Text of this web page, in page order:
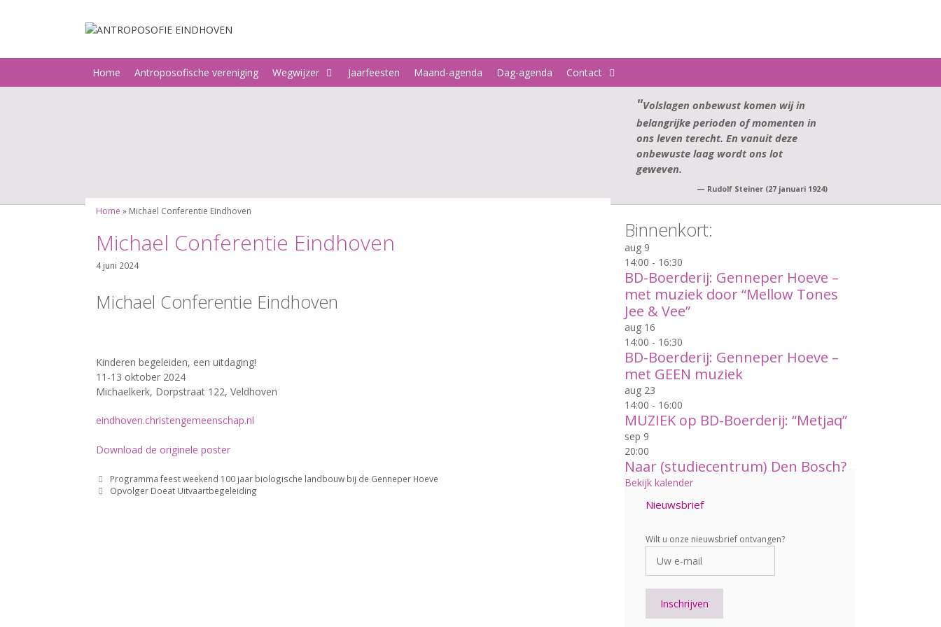
Home Antroposofische vereniging Wegwijzer Jaarfeesten Maand-agenda Dag-agenda Contact
Volslagen onbewust komen wij in
belangrijke perioden of momenten in
ons leven terecht. En vanuit deze
onbewuste laag wordt ons lot
geweven.
— Rudolf Steiner (27 januari 1924)
Home » Michael Conferentie Eindhoven
Michael Conferentie Eindhoven
4 juni 2024
Michael Conferentie Eindhoven
Kinderen begeleiden, een uitdaging!
11-13 oktober 2024
Michaelkerk, Dorpstraat 122, Veldhoven
eindhoven.christengemeenschap.nl
Download de originele poster
Programma feest weekend 100 jaar biologische landbouw bij de Genneper Hoeve
Opvolger Doeat Uitvaartbegeleiding
Binnenkort:
aug 9
14:00 - 16:30
BD-Boerderij: Genneper Hoeve –
met muziek door “Mellow Tones
Jee & Vee”
aug 16
14:00 - 16:30
BD-Boerderij: Genneper Hoeve –
met GEEN muziek
aug 23
14:00 - 16:00
MUZIEK op BD-Boerderij: “Metjaq”
sep 9
20:00
Naar (studiecentrum) Den Bosch?
Bekijk kalender
Nieuwsbrief
Wilt u onze nieuwsbrief ontvangen?